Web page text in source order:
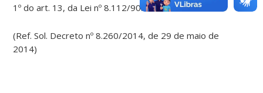
1º do art. 13, da Lei nº 8.112/90.
(Ref. Sol. Decreto nº 8.260/2014, de 29 de maio de
2014)